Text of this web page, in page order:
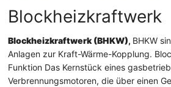
Blockheizkraftwerk
Blockheizkraftwerk (BHKW), BHKW
Anlagen zur Kraft-Wärme-Kopplung.
Funktion Das Kernstück eines
Verbrennungsmotoren, die über einen